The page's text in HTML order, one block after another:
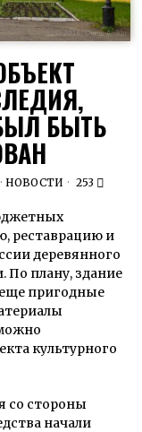
БЫТЬ
· НОВОСТИ 253
реставрацию и
деревянного
По плану, здание
пригодные
культурного
со стороны
начали